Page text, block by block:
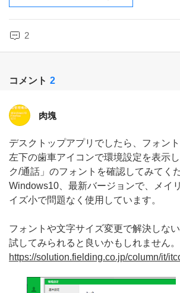
2
コメント 2
肉塊
デスクトップアプリでしたら、フォン
左下の歯車アイコンで環境設定を表示
ク/通話」のフォントを確認してみてく
Windows10、最新バージョンで、メイ
イズ小で問題なく使用しています。
フォントや文字サイズ変更で解決しな
試してみられると良いかもしれません。
https://solution.fielding.co.jp/column/it/